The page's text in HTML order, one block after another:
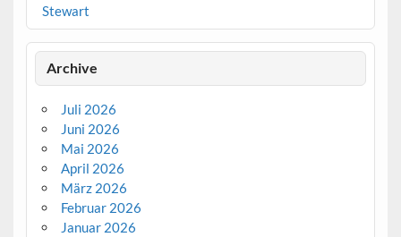
Stewart
Archive
Juli 2026
Juni 2026
Mai 2026
April 2026
März 2026
Februar 2026
Januar 2026